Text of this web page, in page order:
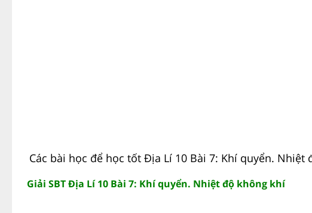
Các bài học để học tốt Địa Lí 10 Bài 7: Khí quyển. Nhiệt
Giải SBT Địa Lí 10 Bài 7: Khí quyển. Nhiệt độ không khí